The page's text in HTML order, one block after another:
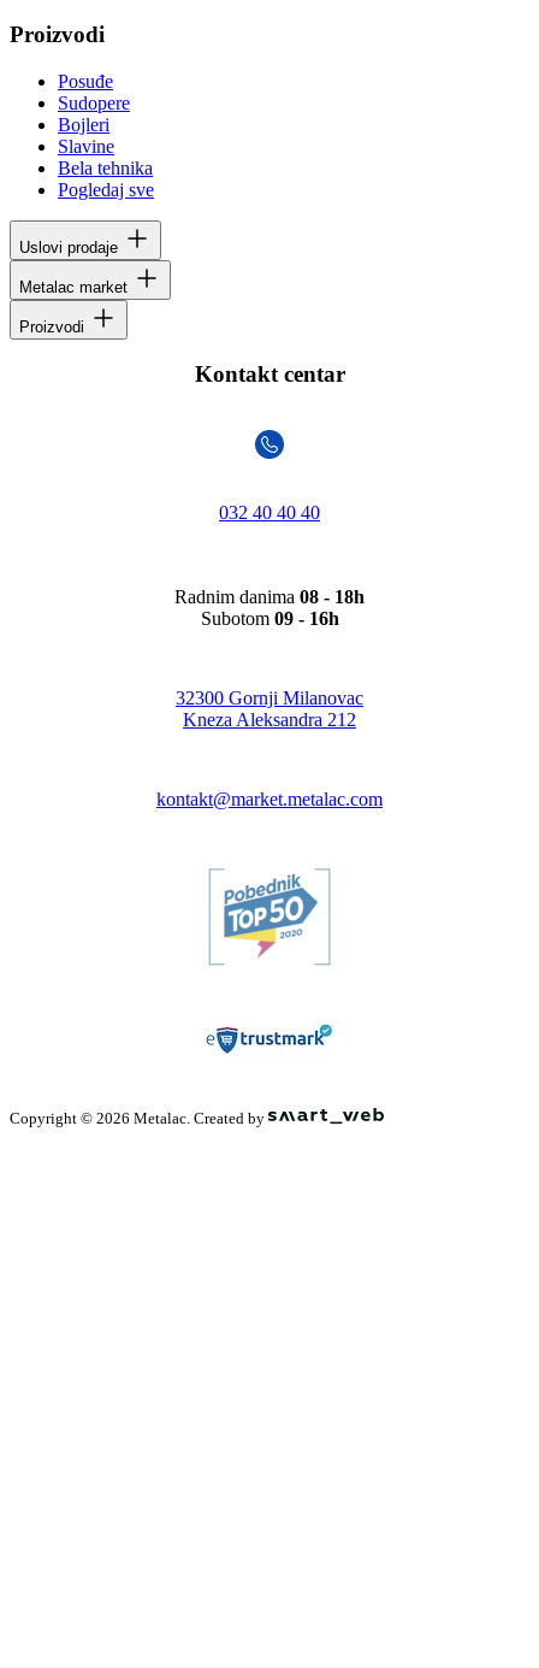
Proizvodi
Posuđe
Sudopere
Bojleri
Slavine
Bela tehnika
Pogledaj sve
Uslovi prodaje
Metalac market
Proizvodi
Kontakt centar
032 40 40 40
Radnim danima 08 - 18h
Subotom 09 - 16h
32300 Gornji Milanovac
Kneza Aleksandra 212
kontakt@market.metalac.com
Copyright © 2026 Metalac. Created by